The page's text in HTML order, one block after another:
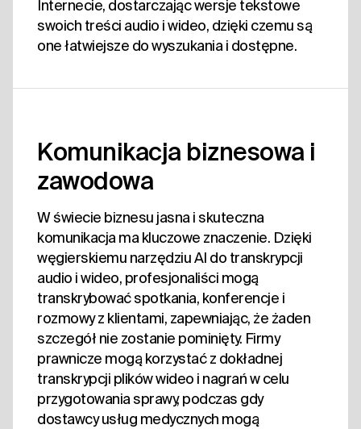
Internecie, dostarczając wersje tekstowe
swoich treści audio i wideo, dzięki czemu są
one łatwiejsze do wyszukania i dostępne.
Komunikacja biznesowa i
zawodowa
W świecie biznesu jasna i skuteczna
komunikacja ma kluczowe znaczenie. Dzięki
węgierskiemu narzędziu AI do transkrypcji
audio i wideo, profesjonaliści mogą
transkrybować spotkania, konferencje i
rozmowy z klientami, zapewniając, że żaden
szczegół nie zostanie pominięty. Firmy
prawnicze mogą korzystać z dokładnej
transkrypcji plików wideo i nagrań w celu
przygotowania sprawy, podczas gdy
dostawcy usług medycznych mogą